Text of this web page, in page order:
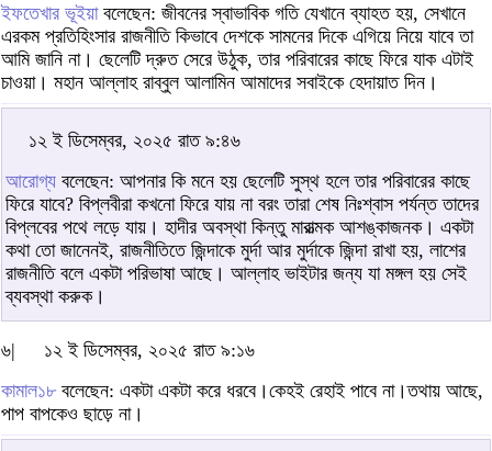
ইফতেখার ভূইয়াবলেছেন: জীবনের স্বাভাবিক গতি যেখানে ব্যাহত হয়, সেখানে
এরকম প্রতিহিংসার রাজনীতি কিভাবে দেশকে সামনের দিকে এগিয়ে নিয়ে যাবে তা
আমি জানি না। ছেলেটি দ্রুত সেরে উঠুক, তার পরিবারের কাছে ফিরে যাক এটাই
চাওয়া। মহান আল্লাহ রাব্বুল আলামিন আমাদের সবাইকে হেদায়াত দিন।
১২ ই ডিসেম্বর, ২০২৫ রাত ৯:৪৬
আরোগ্য বলেছেন: আপনার কি মনে হয় ছেলেটি সুস্থ হলে তার পরিবারের কাছে
ফিরে যাবে? বিপ্লবীরা কখনো ফিরে যায় না বরং তারা শেষ নিঃশ্বাস পর্যন্ত তাদের
বিপ্লবের পথে লড়ে যায়। হাদীর অবস্থা কিন্তু মারাত্মক আশঙ্কাজনক। একটা
কথা তো জানেনই, রাজনীতিতে জিন্দাকে মুর্দা আর মুর্দাকে জিন্দা রাখা হয়, লাশের
রাজনীতি বলে একটা পরিভাষা আছে। আল্লাহ ভাইটার জন্য যা মঙ্গল হয় সেই
ব্যবস্থা করুক।
৬|
১২ ই ডিসেম্বর, ২০২৫ রাত ৯:১৬
কামাল১৮বলেছেন: একটা একটা করে ধরবে।কেহই রেহাই পাবে না।তথায় আছে,
পাপ বাপকেও ছাড়ে না।